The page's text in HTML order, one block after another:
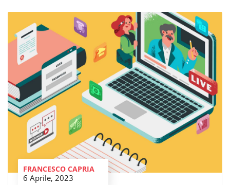
FRANCESCO CAPRIA
6 Aprile, 2023